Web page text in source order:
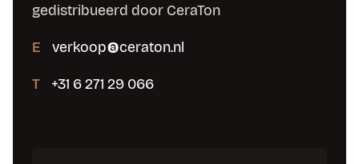
gedistribueerd door CeraTon
E verkoop@ceraton.nl
T +31 6 271 29 066